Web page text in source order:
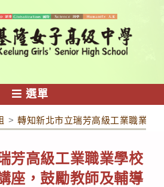
選單
> 轉知新北市立瑞芳高級工業職業學
芳高級工業職業學校
座，鼓勵教師及輔導